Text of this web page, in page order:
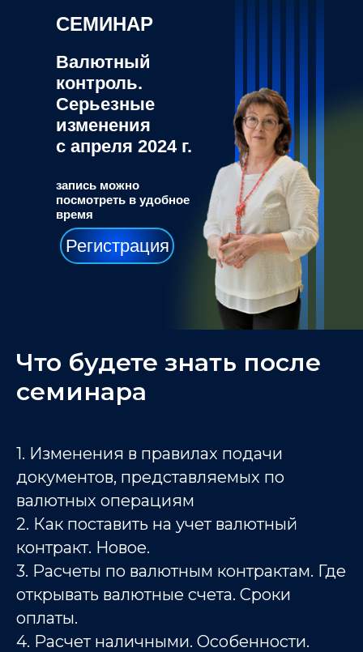
Валютный
контроль.
Серьезные
изменения
с апреля 2024 г.
СЕМИНАР
Регистрация
запись можно
посмотреть в удобное
время
Что будете знать после
семинара
1. Изменения в правилах подачи
документов, представляемых по
валютных операциям
2. Как поставить на учет валютный
контракт. Новое.
3. Расчеты по валютным контрактам. Где
открывать валютные счета. Сроки
оплаты.
4. Расчет наличными. Особенности.